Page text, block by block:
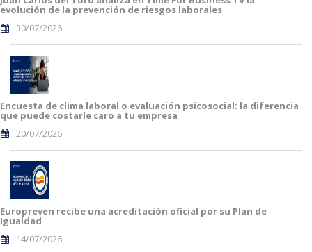
evolución de la prevención de riesgos laborales
30/07/2026
Encuesta de clima laboral o evaluación psicosocial: la diferencia
que puede costarle caro a tu empresa
20/07/2026
Europreven recibe una acreditación oficial por su Plan de
Igualdad
14/07/2026